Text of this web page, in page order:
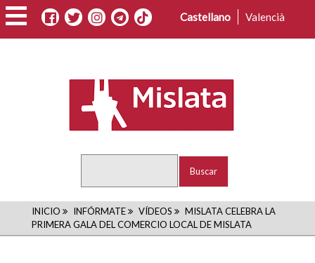
Pasar
al
contenido
Castellano Valencià
RUTA
DE
INICIO INFÓRMATE VÍDEOS
MISLATA CELEBRA LA
PRIMERA GALA DEL COMERCIO LOCAL DE MISLATA